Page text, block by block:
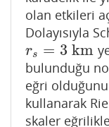
olan etkileri
Dolayısıyla
rs = 3km
rs= 3km
bulunduğu
eğri
kullanarak
skaler